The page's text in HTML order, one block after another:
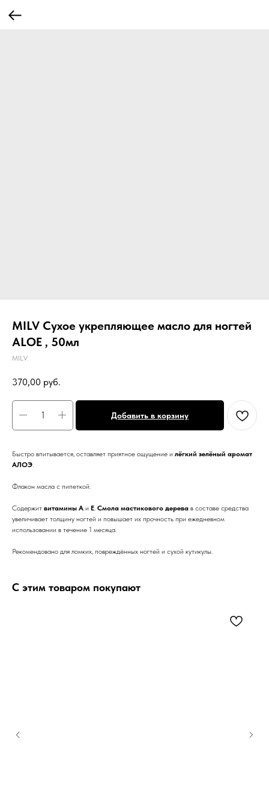
MILV Сухое укрепляющее масло для ногтей
ALOE , 50мл
MILV
370,00 руб.
Добавить в корзину
Быстро впитывается, оставляет приятное ощущение и лёгкий зелёный аромат
АЛОЭ.
Флакон масла с пипеткой.
Содержит витамины А и Е. Смола мастикового дерева в составе средства
увеличивает толщину ногтей и повышает их прочность при ежедневном
использовании в течение 1 месяца.
Рекомендовано для ломких, повреждённых ногтей и сухой кутикулы.
С этим товаром покупают